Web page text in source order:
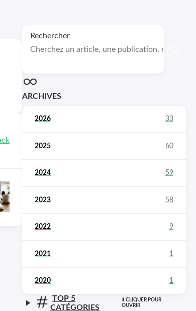
Rechercher
ARCHIVES
2026 33
2025 60
2024 59
2023 58
2022 9
2021 1
2020 1
TOP 5
CATÉGORIES